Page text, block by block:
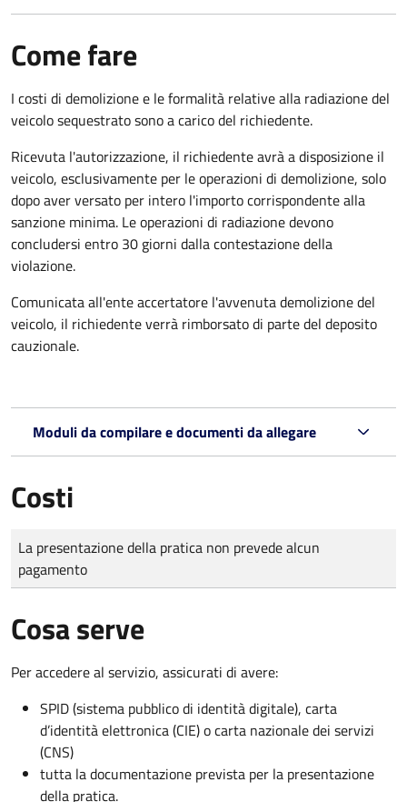
Come fare
I costi di demolizione e le formalità relative alla radiazione del
veicolo sequestrato sono a carico del richiedente.
Ricevuta l'autorizzazione, il richiedente avrà a disposizione il
veicolo, esclusivamente per le operazioni di demolizione, solo
dopo aver versato per intero l'importo corrispondente alla
sanzione minima. Le operazioni di radiazione devono
concludersi entro 30 giorni dalla contestazione della
violazione.
Comunicata all'ente accertatore l'avvenuta demolizione del
veicolo, il richiedente verrà rimborsato di parte del deposito
cauzionale.
Moduli da compilare e documenti da allegare
Costi
Tipo di pagamento
Importo
La presentazione della pratica non prevede alcun
pagamento
Cosa serve
Per accedere al servizio, assicurati di avere:
SPID (sistema pubblico di identità digitale), carta
d’identità elettronica (CIE) o carta nazionale dei servizi
(CNS)
tutta la documentazione prevista per la presentazione
della pratica.